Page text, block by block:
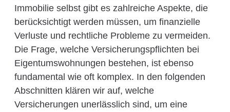
Immobilie selbst gibt es zahlreiche Aspekte, die
berücksichtigt werden müssen, um finanzielle
Verluste und rechtliche Probleme zu vermeiden.
Die Frage, welche Versicherungspflichten bei
Eigentumswohnungen bestehen, ist ebenso
fundamental wie oft komplex. In den folgenden
Abschnitten klären wir auf, welche
Versicherungen unerlässlich sind, um eine